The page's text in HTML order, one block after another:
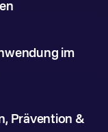
im
Prävention &